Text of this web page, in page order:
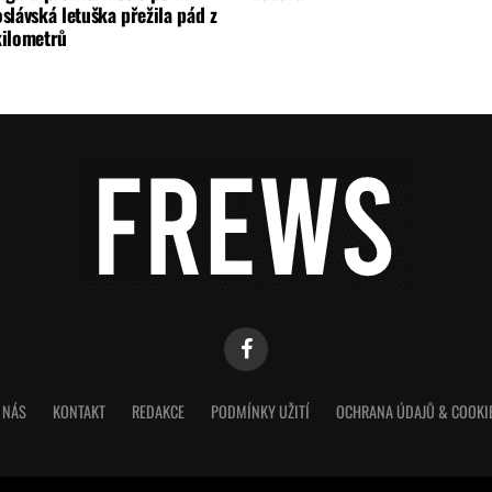
letuška přežila pád z
KONTAKT REDAKCE PODMÍNKY UŽITÍ OCHRANA ÚDAJŮ &